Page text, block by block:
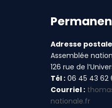
Adresse
Assemblée
126 rue de
Tél : 06 45 43 62
Courriel :
nationale.fr